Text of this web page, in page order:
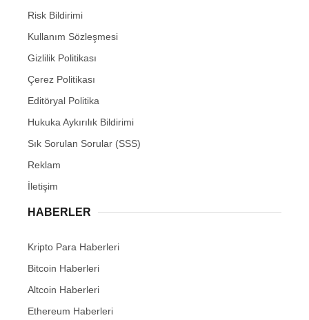
Risk Bildirimi
Kullanım Sözleşmesi
Gizlilik Politikası
Çerez Politikası
Editöryal Politika
Hukuka Aykırılık Bildirimi
Sık Sorulan Sorular (SSS)
Reklam
İletişim
HABERLER
Kripto Para Haberleri
Bitcoin Haberleri
Altcoin Haberleri
Ethereum Haberleri